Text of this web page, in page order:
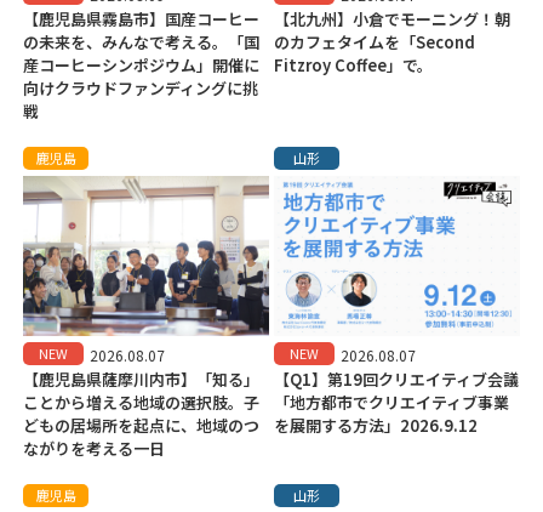
【鹿児島県霧島市】国産コーヒー
の未来を、みんなで考える。「国
産コーヒーシンポジウム」開催に
向けクラウドファンディングに挑
戦
【北九州】小倉でモーニング！朝
のカフェタイムを「Second
Fitzroy Coffee」で。
鹿児島
NEW 2026.08.07
【鹿児島県薩摩川内市】「知る」
ことから増える地域の選択肢。子
どもの居場所を起点に、地域のつ
ながりを考える一日
山形
NEW 2026.08.07
【Q1】第19回クリエイティブ会議
「地方都市でクリエイティブ事業
を展開する方法」2026.9.12
鹿児島 山形